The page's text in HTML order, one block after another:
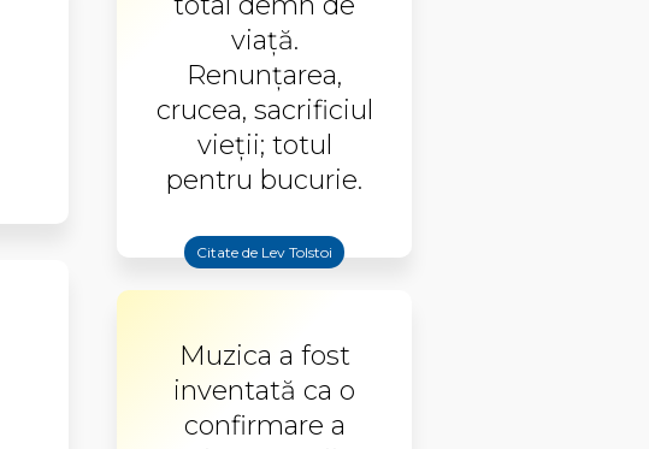
viaţă.
Renunţarea,
crucea, sacrificiul
vieţii; totul
pentru bucurie.
Citate de Lev Tolstoi
Muzica a fost
inventată ca o
confirmare a